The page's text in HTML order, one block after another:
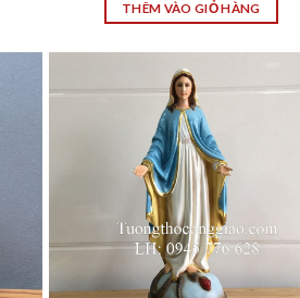
THÊM VÀO GIỎ HÀNG